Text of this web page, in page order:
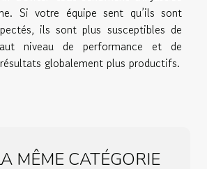
Si votre équipe sent qu’ils sont
ils sont plus susceptibles de
niveau de performance et de
globalement plus productifs.
MÊME CATÉGORIE